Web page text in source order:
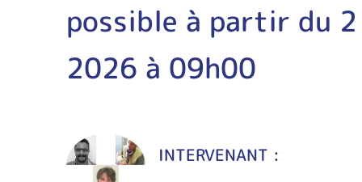
possible à partir du
2026 à 09h00
INTERVENANT :